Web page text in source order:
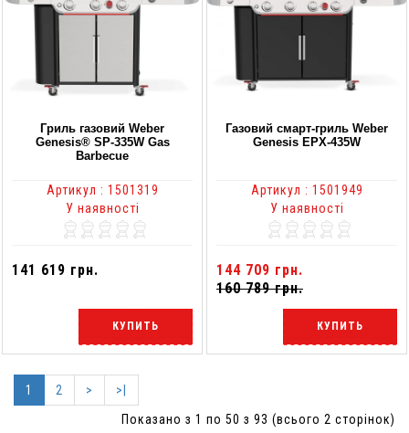
Гриль газовий Weber
Genesis® SP-335W Gas
Barbecue
Артикул : 1501319
У наявності
141 619 грн.
КУПИТЬ
Газовий смарт-гриль Weber
Genesis EPX-435W
Артикул : 1501949
У наявності
144 709 грн.
160 789 грн.
КУПИТЬ
1 2 >
>|
Показано з 1 по 50 з 93 (всього 2 сторінок)